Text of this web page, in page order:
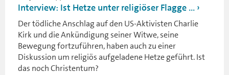
Interview: Ist Hetze unter religiöser Flagge ...
Der tödliche Anschlag auf den US-Aktivisten Charlie
Kirk und die Ankündigung seiner Witwe, seine
Bewegung fortzuführen, haben auch zu einer
Diskussion um religiös aufgeladene Hetze geführt. Ist
das noch Christentum?